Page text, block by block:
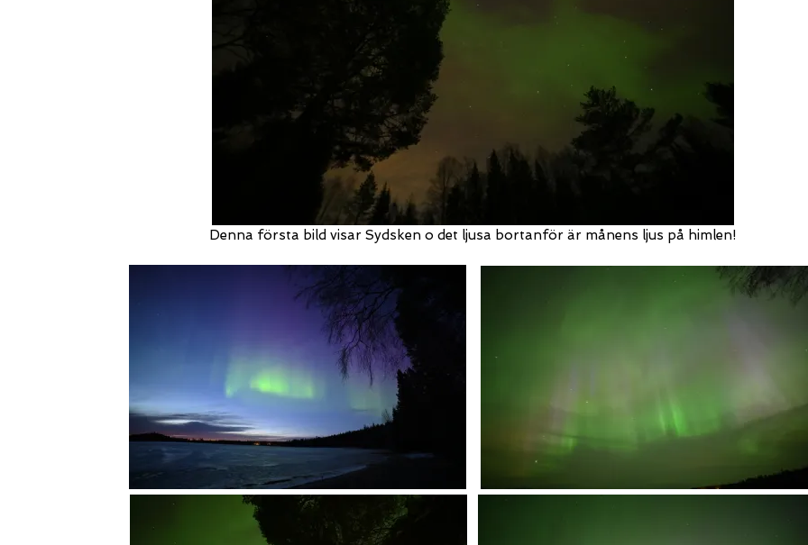
Denna första bild visar Sydsken o det ljusa bortanför är månens ljus på himlen!